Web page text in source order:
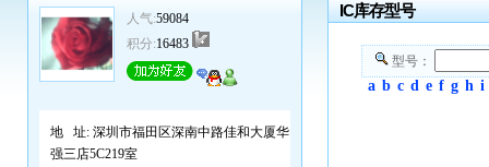
人气:59084
积分:16483
地 址: 深圳市福田区深南中路佳和大厦华
强三店5C219室
IC库存型号
型号：
a b c d e f g h i